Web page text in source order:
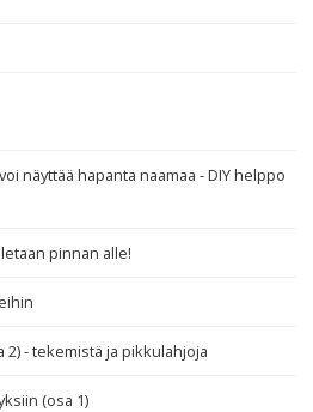
näyttää hapanta naamaa - DIY helppo
pinnan alle!
- tekemistä ja pikkulahjoja
(osa 1)